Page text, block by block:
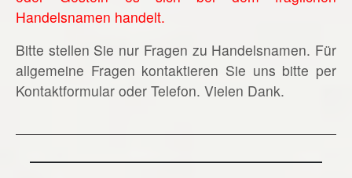
Handelsnamen handelt.
Bitte stellen Sie nur Fragen zu Handelsnamen. Für
allgemeine Fragen kontaktieren Sie uns bitte per
Kontaktformular oder Telefon. Vielen Dank.